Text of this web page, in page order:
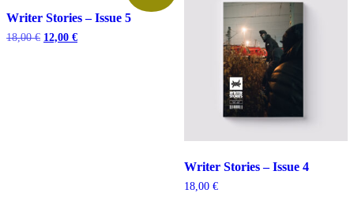
Writer Stories – Issue 5
18,00€ Ursprünglicher
12,00 €Aktueller
Writer Stories – Issue 4
18,00 €